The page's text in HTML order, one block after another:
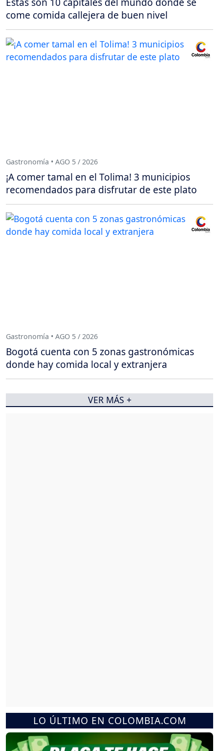
LO ÚLTIMO EN COLOMBIA.COM
come comida callejera de buen nivel
Gastronomía • AGO 5 / 2026
¡A comer tamal en el Tolima! 3 municipios
recomendados para disfrutar de este plato
Gastronomía • AGO 5 / 2026
Bogotá cuenta con 5 zonas gastronómicas
donde hay comida local y extranjera
VER MÁS +